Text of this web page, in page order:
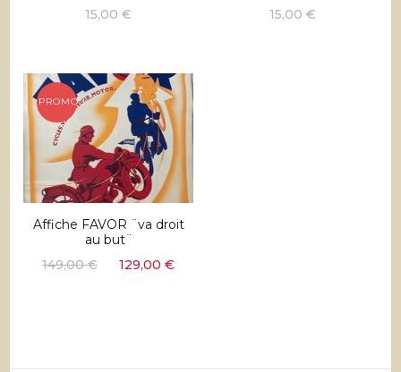
15,00€
15,00 €
PROMO !
Affiche FAVOR ¨va droit
au but¨
149,00€
Le
129,00€